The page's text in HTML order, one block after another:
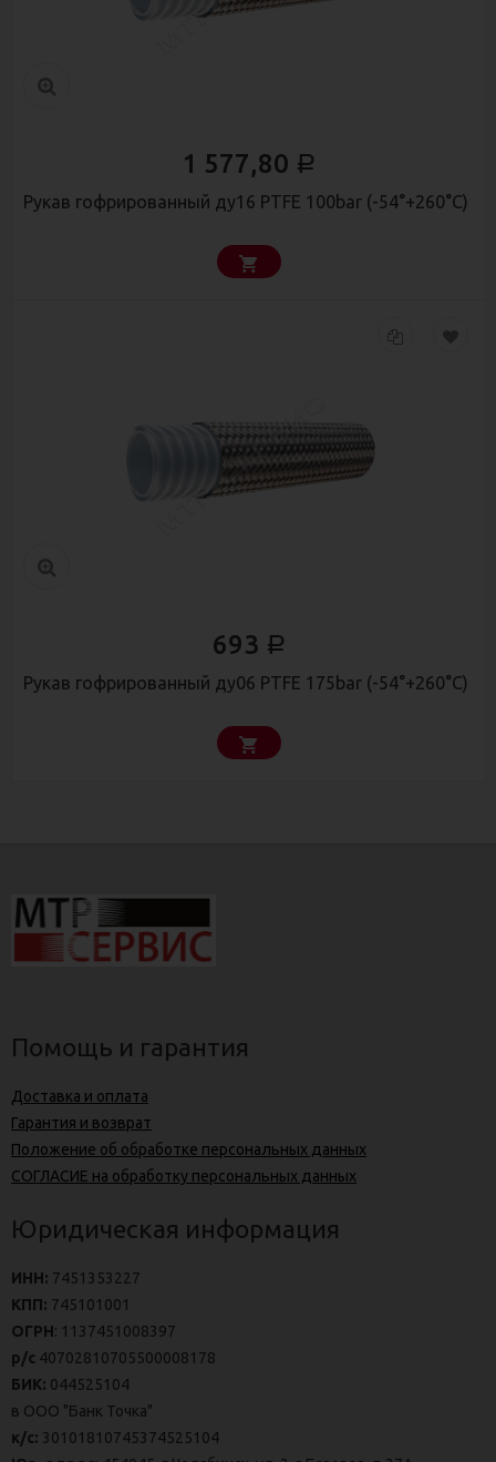
1 577,80 Р
Рукав гофрированный ду16 PTFE 100bar (-54°+260°С)
693 Р
Рукав гофрированный ду06 PTFE 175bar (-54°+260°С)
Помощь и гарантия
Доставка и оплата
Гарантия и возврат
Положение об обработке персональных данных
СОГЛАСИЕ на обработку персональных данных
Юридическая информация
ИНН: 7451353227
КПП: 745101001
ОГРН: 1137451008397
р/с 40702810705500008178
БИК: 044525104
в ООО "Банк Точка"
к/с: 30101810745374525104